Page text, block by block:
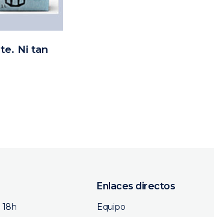
Ni tan
Enlaces directos
Equipo